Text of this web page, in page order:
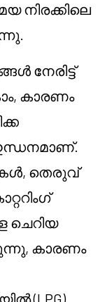
നിരക്കിലെ
നേരിട്ട്
കാരണം
തെരുവ്
ചെറിയ
കാരണം
(LPG)